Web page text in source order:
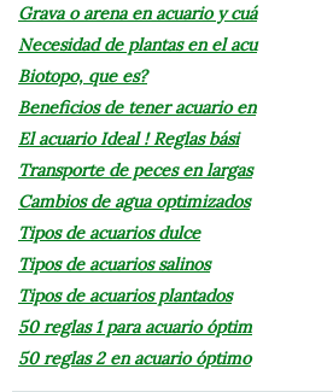
Grava o arena en acuario y cuá
Necesidad de plantas en el acu
Biotopo, que es?
Beneficios de tener acuario en
El acuario Ideal ! Reglas bási
Transporte de peces en largas
Cambios de agua optimizados
Tipos de acuarios dulce
Tipos de acuarios salinos
Tipos de acuarios plantados
50 reglas 1 para acuario óptim
50 reglas 2 en acuario óptimo